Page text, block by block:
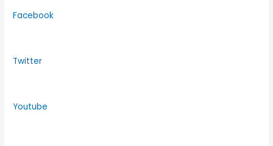
Facebook
Twitter
Youtube